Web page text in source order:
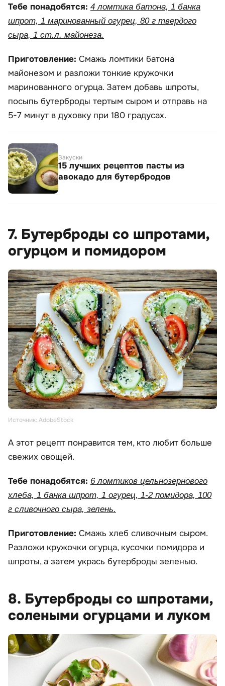
Тебе понадобятся: 4 ломтика батона, 1 банка
шпрот, 1 маринованный огурец, 80 г твердого
сыра, 1 ст.л. майонеза.
Приготовление: Смажь ломтики батона
майонезом и разложи тонкие кружочки
маринованного огурца. Затем добавь шпроты,
посыпь бутерброды тертым сыром и отправь на
5-7 минут в духовку при 180 градусах.
Закуски
15 лучших рецептов пасты из
авокадо для бутербродов
7. Бутерброды со шпротами,
огурцом и помидором
Источник: AdobeStock
А этот рецепт понравится тем, кто любит больше
свежих овощей.
Тебе понадобятся: 6 ломтиков цельнозернового
хлеба, 1 банка шпрот, 1 огурец, 1-2 помидора, 100
г сливочного сыра, зелень.
Приготовление: Смажь хлеб сливочным сыром.
Разложи кружочки огурца, кусочки помидора и
шпроты, а затем укрась бутерброды зеленью.
8. Бутерброды со шпротами,
солеными огурцами и луком